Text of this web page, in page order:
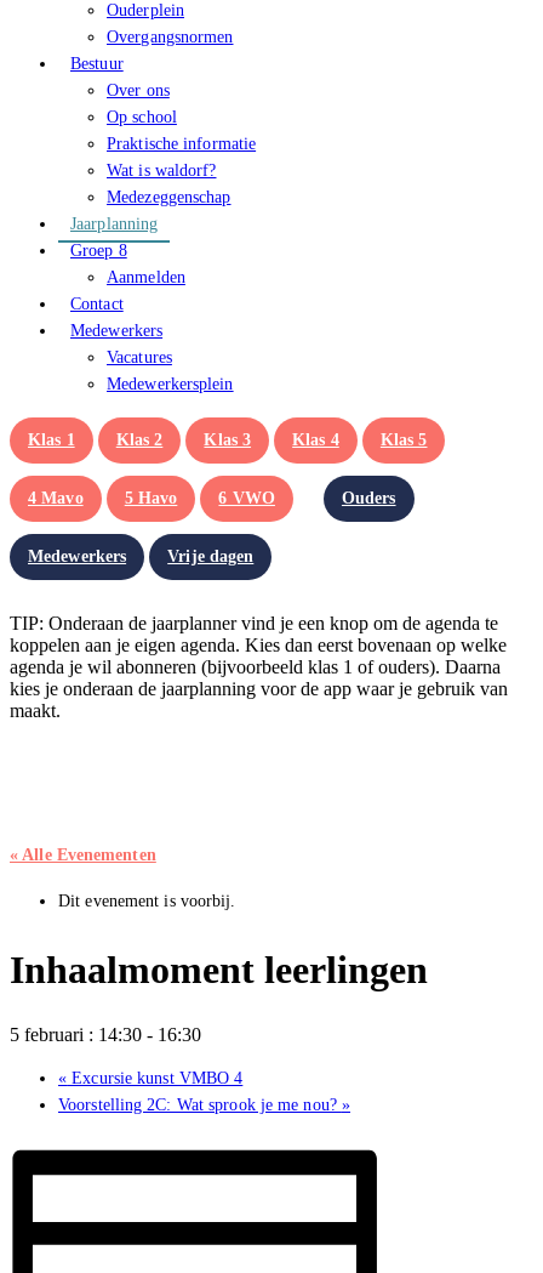
Ouderplein
Overgangsnormen
Bestuur
Over ons
Op school
Praktische informatie
Wat is waldorf?
Medezeggenschap
Jaarplanning
Groep 8
Aanmelden
Contact
Medewerkers
Vacatures
Medewerkersplein
Klas 1 Klas 2 Klas 3 Klas 4 Klas 5
4 Mavo 5 Havo 6 VWO Ouders
Medewerkers Vrije dagen
TIP: Onderaan de jaarplanner vind je een knop om de agenda te
koppelen aan je eigen agenda. Kies dan eerst bovenaan op welke
agenda je wil abonneren (bijvoorbeeld klas 1 of ouders). Daarna
kies je onderaan de jaarplanning voor de app waar je gebruik van
maakt.
« Alle Evenementen
Dit evenement is voorbij.
Inhaalmoment leerlingen
5 februari : 14:30 - 16:30
« Excursie kunst VMBO 4
Voorstelling 2C: Wat sprook je me nou? »